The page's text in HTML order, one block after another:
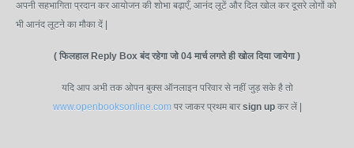
अपनी सहभागिता प्रदान कर आयोजन की शोभा बढ़ाएँ, आनंद लूटें और दिल खोल कर दूसरे लोगों को
भी आनंद लूटने का मौका दें |
( फिलहाल Reply Box बंद रहेगा जो 04 मार्च लगते ही खोल दिया जायेगा )
यदि आप अभी तक ओपन बुक्स ऑनलाइन परिवार से नहीं जुड़ सके है तो
www.openbooksonline.com पर जाकर प्रथम बारsign upकर लें |